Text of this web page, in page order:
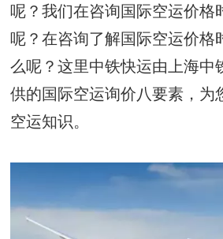
呢？我们在咨询国际空运价格
呢？在咨询了解国际空运价格
么呢？这里中铁快运由上海中
供的国际空运询价八要素，为
空运知识。